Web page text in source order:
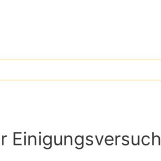
Einigungsversuch